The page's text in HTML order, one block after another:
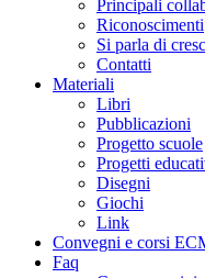
Principali
Riconoscimenti
Si parla di
Contatti
Materiali
Libri
Pubblicazioni
Progetto scuole
Progetti
Disegni
Giochi
Link
Convegni e corsi
Faq